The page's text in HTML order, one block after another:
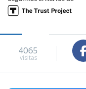
4065
visitas